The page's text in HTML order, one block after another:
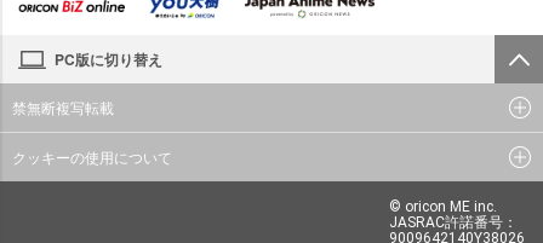
PC版に切り替え
禁無断複写転載
クッキーの使用について
© oricon ME inc.
JASRAC許諾番号：
9009642140Y38026